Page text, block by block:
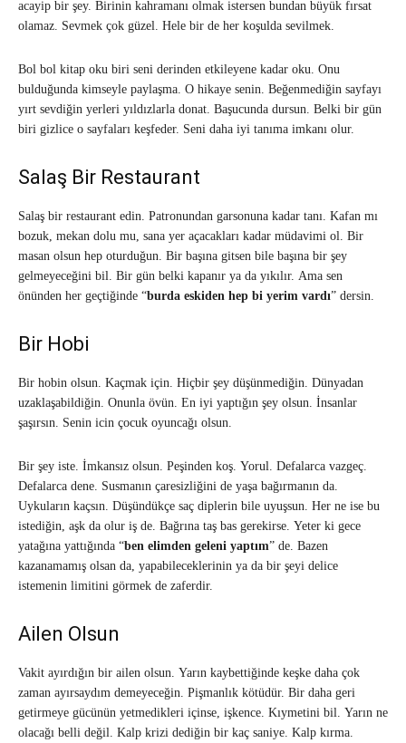
acayip bir şey. Birinin kahramanı olmak istersen bundan büyük fırsat
olamaz. Sevmek çok güzel. Hele bir de her koşulda sevilmek.
Bol bol kitap oku biri seni derinden etkileyene kadar oku. Onu
bulduğunda kimseyle paylaşma. O hikaye senin. Beğenmediğin sayfayı
yırt sevdiğin yerleri yıldızlarla donat. Başucunda dursun. Belki bir gün
biri gizlice o sayfaları keşfeder. Seni daha iyi tanıma imkanı olur.
Salaş Bir Restaurant
Salaş bir restaurant edin. Patronundan garsonuna kadar tanı. Kafan mı
bozuk, mekan dolu mu, sana yer açacakları kadar müdavimi ol. Bir
masan olsun hep oturduğun. Bir başına gitsen bile başına bir şey
gelmeyeceğini bil. Bir gün belki kapanır ya da yıkılır. Ama sen
önünden her geçtiğinde “burda eskiden hep bi yerim vardı” dersin.
Bir Hobi
Bir hobin olsun. Kaçmak için. Hiçbir şey düşünmediğin. Dünyadan
uzaklaşabildiğin. Onunla övün. En iyi yaptığın şey olsun. İnsanlar
şaşırsın. Senin icin çocuk oyuncağı olsun.
Bir şey iste. İmkansız olsun. Peşinden koş. Yorul. Defalarca vazgeç.
Defalarca dene. Susmanın çaresizliğini de yaşa bağırmanın da.
Uykuların kaçsın. Düşündükçe saç diplerin bile uyuşsun. Her ne ise bu
istediğin, aşk da olur iş de. Bağrına taş bas gerekirse. Yeter ki gece
yatağına yattığında “ben elimden geleni yaptım” de. Bazen
kazanamamış olsan da, yapabileceklerinin ya da bir şeyi delice
istemenin limitini görmek de zaferdir.
Ailen Olsun
Vakit ayırdığın bir ailen olsun. Yarın kaybettiğinde keşke daha çok
zaman ayırsaydım demeyeceğin. Pişmanlık kötüdür. Bir daha geri
getirmeye gücünün yetmedikleri içinse, işkence. Kıymetini bil. Yarın ne
olacağı belli değil. Kalp krizi dediğin bir kaç saniye. Kalp kırma.